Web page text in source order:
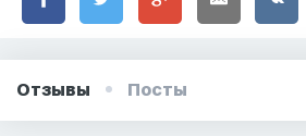
Отзывы Посты